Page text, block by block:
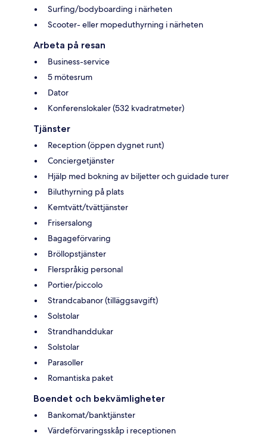
Surfing/bodyboarding i närheten
Scooter- eller mopeduthyrning i närheten
Arbeta på resan
Business-service
5 mötesrum
Dator
Konferenslokaler (532 kvadratmeter)
Tjänster
Reception (öppen dygnet runt)
Conciergetjänster
Hjälp med bokning av biljetter och guidade turer
Biluthyrning på plats
Kemtvätt/tvättjänster
Frisersalong
Bagageförvaring
Bröllopstjänster
Flerspråkig personal
Portier/piccolo
Strandcabanor (tilläggsavgift)
Solstolar
Strandhanddukar
Solstolar
Parasoller
Romantiska paket
Boendet och bekvämligheter
Bankomat/banktjänster
Värdeförvaringsskåp i receptionen